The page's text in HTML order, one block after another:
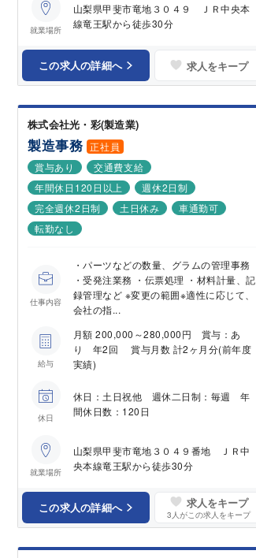
就業場所
山梨県甲斐市竜地３０４９ ＪＲ中央本
線竜王駅から徒歩30分
この求人の詳細へ 求人をキープ
株式会社光・彩(製造業)
製造事務 正社員
賞与あり
交通費支給
年間休日120日以上
週休2日制
完全週休2日制
土日休み
車通勤可
転勤なし
仕事内容
・パーツなどの数量、グラムの管理事務
・受発注業務 ・伝票処理 ・材料計量、記
録管理など ※変更の範囲※適性に応じて、
会社の指...
給与
月額 200,000～280,000円 賞与：あ
り 年2回 賞与月数 計2ヶ月分(前年度
実績)
休日
休日：土日祝他 週休二日制：毎週 年
間休日数：120日
就業場所
山梨県甲斐市竜地３０４９番地 ＪＲ中
央本線竜王駅から徒歩30分
この求人の詳細へ 求人をキープ
3 人がこの求人をキープ